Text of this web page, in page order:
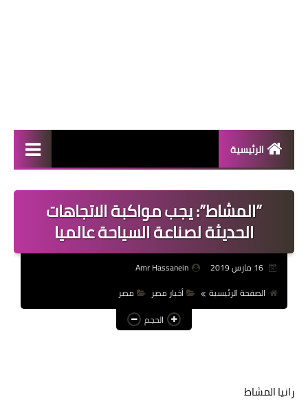
الرئيسية
منوعات
فعاليات
صحة
تكنولوجيا
عالم المرأة
​”المشاط”: يجب مواكبة الاتجاهات
الحديثة لصناعة السياحة عالميا
16 مارس 2019
Amr Hassanein
الصفحة الرئيسية
أخبار مصر
مصر
الحجم
رانيا المشاط